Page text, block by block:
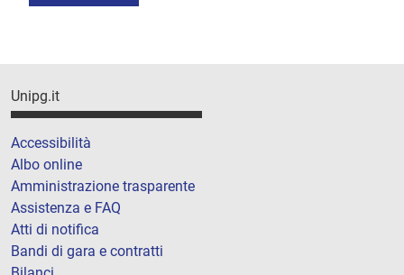
Unipg.it
Accessibilità
Albo online
Amministrazione trasparente
Assistenza e FAQ
Atti di notifica
Bandi di gara e contratti